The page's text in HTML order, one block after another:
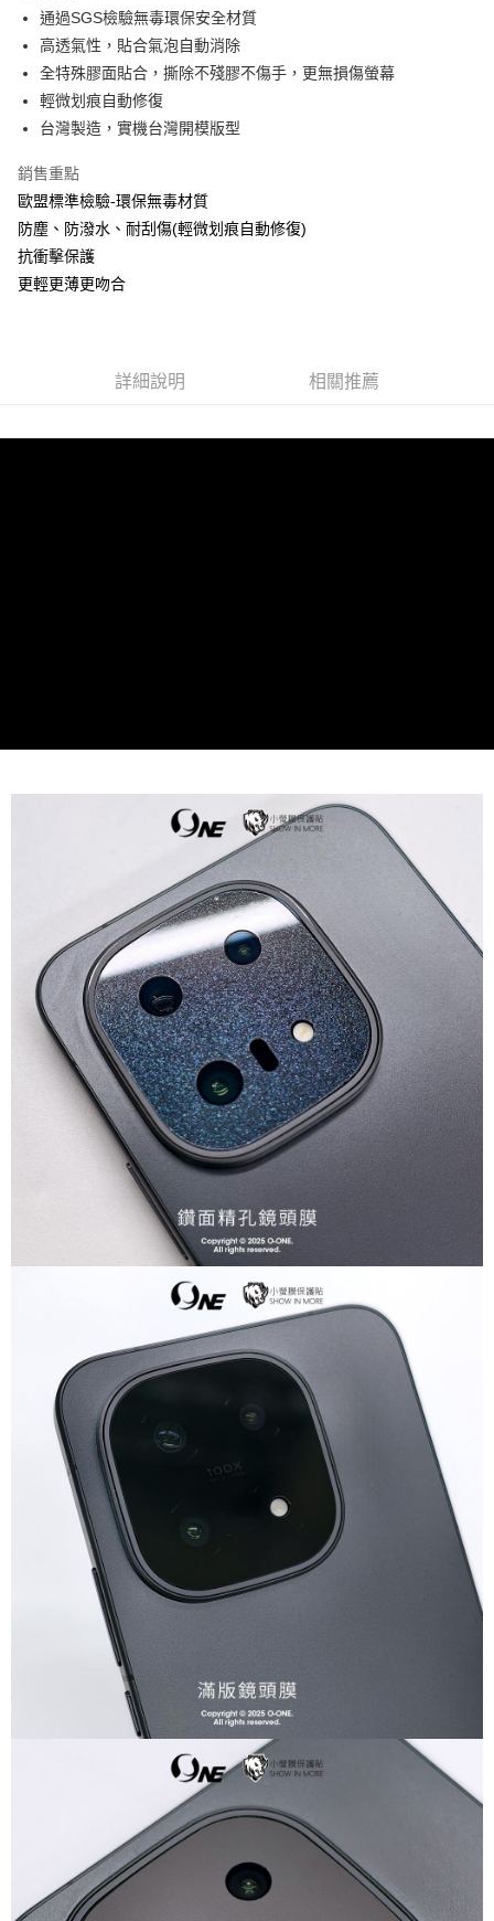
Apple Pay
街口支付
悠遊付
全盈+PAY
全家取貨付款
每筆NT$60，滿NT$390(含以上)免運費
7-11取貨付款
通過SGS檢驗無毒環保安全材質
高透氣性，貼合氣泡自動消除
全特殊膠面貼合，撕除不殘膠不傷手，更無損傷螢幕
輕微划痕自動修復
台灣製造，實機台灣開模版型
銷售重點
歐盟標準檢驗-環保無毒材質
防塵、防潑水、耐刮傷(輕微划痕自動修復)
抗衝擊保護
更輕更薄更吻合
詳細說明 相關推薦